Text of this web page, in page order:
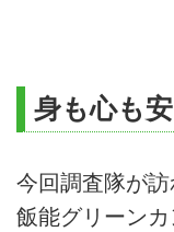
身も心も
今回調査隊が
飯能グリーンカ